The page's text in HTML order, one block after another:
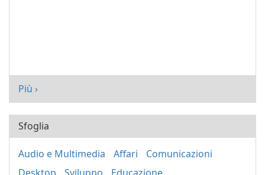
Più ›
Sfoglia
Audio e Multimedia Affari
Comunicazioni